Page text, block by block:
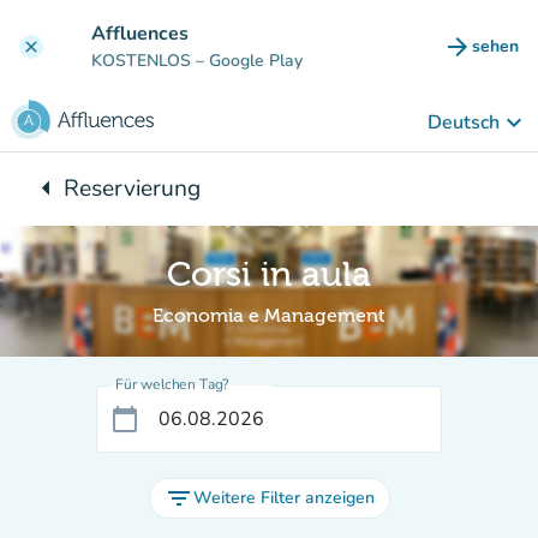
clear Affluences
KOSTENLOS – Google Play arrow_forward sehen
(new
Deutsch keyboard_arrow_down
arrow_leftZurück zu:
Reservierung
Corsi in aula
Economia e Management
Für welchen Tag?
calendar_today
filter_listWeitere Filter anzeigen